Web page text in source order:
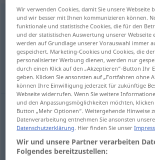
chundelm UMG
Übersicht aller Übersetzungen
(Für mehr Details die Übersetzung anklicken/
Büschel, Locke, Zottel
Büscheln chundel
LockefHaar- chundel
Wir verwenden Cookies, damit Sie unsere Webseite
und wir besser mit Ihnen kommunizieren können.
funktionale und statistische Cookies, die für den
und der statistischen Auswertung unserer Webseite
werden auf Grundlage unserer Vorauswahl immer
gespeichert. Marketing-Cookies und Cookies, die
personalisierter Werbung dienen, werden nur
durch einen Klick auf den „Akzeptieren“-Button Ihr
geben. Klicken Sie ansonsten auf „Fortfahren ohne
können Ihre Einwilligung jederzeit für zukünftige
Webseite widerrufen. Wenn Sie weitere
und den Anpassungsmöglichkeiten möchten,
Button „Mehr Optionen“. Weitergehende Hinweise
Datenverarbeitung entnehmen Sie ansonsten
Datenschutzerklärung. Hier finden Sie unser
Wir und unsere Partner verarbeiten
Folgendes bereitzustellen: